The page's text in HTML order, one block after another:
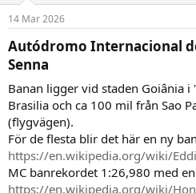
a
r
e
r
e
14 Mar 2026
Autódromo Internacional
Senna​
Banan ligger vid staden Goiânia
Brasilia och ca 100 mil från Sao
(flygvägen).
För de flesta blir det här en ny
https://en.wikipedia.org/wiki/
MC banrekordet 1:26,980 med en
https://en.wikipedia.org/wiki/